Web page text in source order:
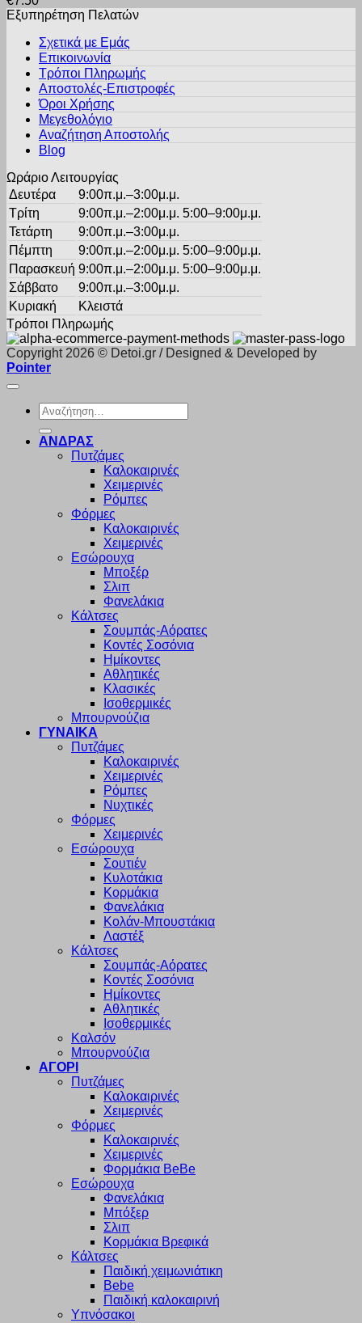
να
επιλεγούν
σελίδα
προϊόντος
έχει
πολλαπλές
επιλογές
μπορούν
επιλεγούν
σελίδα
Εξυπηρέτηση Πελατών
Σχετικά με Εμάς
Επικοινωνία
Τρόποι Πληρωμής
Αποστολές-Επιστροφές
Όροι Χρήσης
Μεγεθολόγιο
Αναζήτηση Αποστολής
Blog
Ωράριο Λειτουργίας
Δευτέρα
9:00π.μ.–3:00μ.μ.
Τρίτη
9:00π.μ.–2:00μ.μ. 5:00–9:00μ.μ.
Τετάρτη
9:00π.μ.–3:00μ.μ.
Πέμπτη
9:00π.μ.–2:00μ.μ. 5:00–9:00μ.μ.
Παρασκευή 9:00π.μ.–2:00μ.μ. 5:00–9:00μ.μ.
Σάββατο
9:00π.μ.–3:00μ.μ.
Κυριακή
Κλειστά
Τρόποι Πληρωμής
Copyright 2026 © Detoi.gr / Designed & Developed by
Pointer
Αναζήτηση
για:
ΑΝΔΡΑΣ
Πυτζάμες
Καλοκαιρινές
Χειμερινές
Ρόμπες
Φόρμες
Καλοκαιρινές
Χειμερινές
Εσώρουχα
Μποξέρ
Σλιπ
Φανελάκια
Κάλτσες
Σουμπάς-Αόρατες
Κοντές Σοσόνια
Ημίκοντες
Αθλητικές
Κλασικές
Ισοθερμικές
Μπουρνούζια
ΓΥΝΑΙΚΑ
Πυτζάμες
Καλοκαιρινές
Χειμερινές
Ρόμπες
Νυχτικές
Φόρμες
Χειμερινές
Εσώρουχα
Σουτιέν
Κυλοτάκια
Κορμάκια
Φανελάκια
Κολάν-Μπουστάκια
Λαστέξ
Κάλτσες
Σουμπάς-Αόρατες
Κοντές Σοσόνια
Ημίκοντες
Αθλητικές
Ισοθερμικές
Καλσόν
Μπουρνούζια
ΑΓΟΡΙ
Πυτζάμες
Καλοκαιρινές
Χειμερινές
Φόρμες
Καλοκαιρινές
Χειμερινές
Φορμάκια BeBe
Εσώρουχα
Φανελάκια
Μπόξερ
Σλιπ
Κορμάκια Βρεφικά
Κάλτσες
Παιδική χειμωνιάτικη
Bebe
Παιδική καλοκαιρινή
Υπνόσακοι